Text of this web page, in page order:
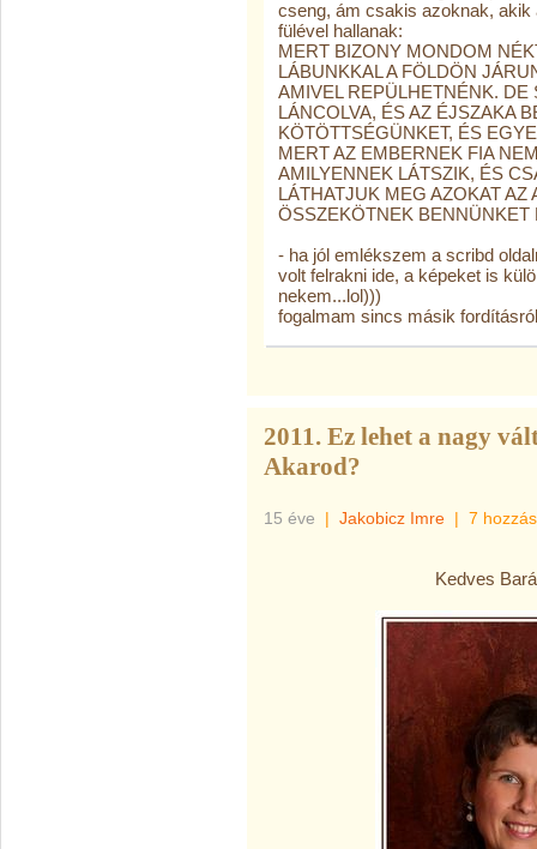
cseng, ám csakis azoknak,
fülével hallanak:
MERT BIZONY MONDOM
LÁBUNKKAL A FÖLDÖN
AMIVEL REPÜLHETNÉNK.
LÁNCOLVA, ÉS AZ ÉJSZAKA
KÖTÖTTSÉGÜNKET, ÉS
MERT AZ EMBERNEK FIA
AMILYENNEK LÁTSZIK, ÉS
LÁTHATJUK MEG AZOKAT AZ
ÖSSZEKÖTNEK BENNÜNKET
- ha jól emlékszem a scribd
volt felrakni ide, a képeket is
nekem...lol)))
fogalmam sincs másik
2011. Ez lehet a nagy
Akarod?
15 éve | Jakobicz Imre | 7
Kedves